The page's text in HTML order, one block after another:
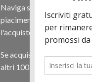
Naviga sul sito e scegli il
piacimento e scopri
l'acquisto online.
Se acquisti almeno 500€
altri 100 € in Tori.